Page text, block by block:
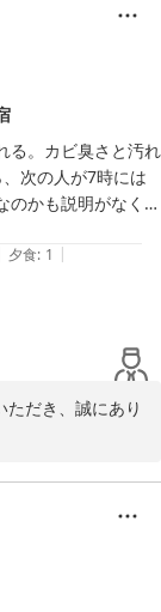
説明を壁に貼って
いただけると戸惑
ても美味しくいた
にかけた乾燥わか
た。
・冬季・春季休暇
」とありますが
しは付かず離れず
学生徒さんの礼状
では指導なしでは
嬉しく思っており
りずご不便をお
説明を工夫し、
。
る。カビ臭さと汚れ
次の人が7時には
のかも説明がなく、
朝食の味付けは全
夕食: 1 |
だき、誠にあり
事会場でのご案内
ざいませんでし
案内方法につい